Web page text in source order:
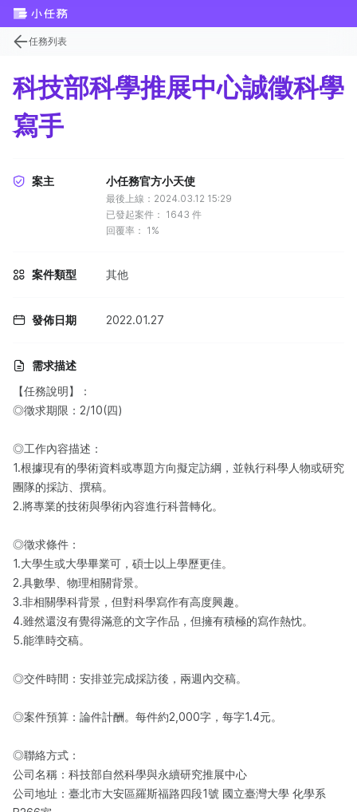
任務列表
科技部科學推展中心誠徵科學
寫手
案主 小任務官方小天使
最後上線：2024.03.12 15:29
已發起案件： 1643 件
回覆率： 1%
案件類型 其他
發佈日期 2022.01.27
需求描述
【任務說明】：​
◎徵求期限：2/10(四)
◎工作內容描述：
1.根據現有的學術資料或專題方向擬定訪綱，並執行科學人物或研究
團隊的採訪、撰稿。
2.將專業的技術與學術內容進行科普轉化。
◎徵求條件：
1.大學生或大學畢業可，碩士以上學歷更佳。
2.具數學、物理相關背景。
3.非相關學科背景，但對科學寫作有高度興趣。
4.雖然還沒有覺得滿意的文字作品，但擁有積極的寫作熱忱。
5.能準時交稿。
◎交件時間：安排並完成採訪後，兩週內交稿。
◎案件預算：論件計酬。每件約2,000字，每字1.4元。
◎聯絡方式：
公司名稱：科技部自然科學與永續研究推展中心
公司地址：臺北市大安區羅斯福路四段1號 國立臺灣大學 化學系